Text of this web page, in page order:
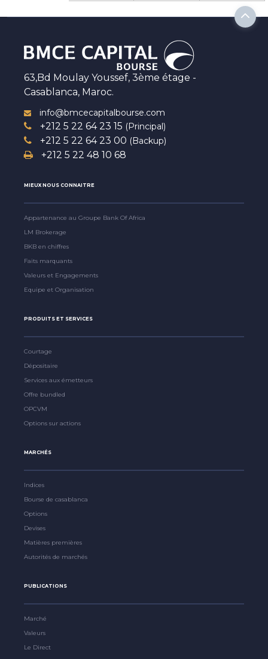
63,Bd Moulay Youssef, 3ème étage -
Casablanca, Maroc.
info@bmcecapitalbourse.com
+212 5 22 64 23 15 (Principal)
+212 5 22 64 23 00 (Backup)
+212 5 22 48 10 68
MIEUX NOUS CONNAITRE
Appartenance au Groupe Bank Of Africa
LM Brokerage
BKB en chiffres
Faits marquants
Valeurs et Engagements
Equipe et Organisation
PRODUITS ET SERVICES
Courtage
Dépositaire
Services aux émetteurs
Offre bundled
OPCVM
Options sur actions
MARCHÉS
Indices
Bourse de casablanca
Options
Devises
Matières premières
Autorités de marchés
PUBLICATIONS
Marché
Valeurs
Le Direct